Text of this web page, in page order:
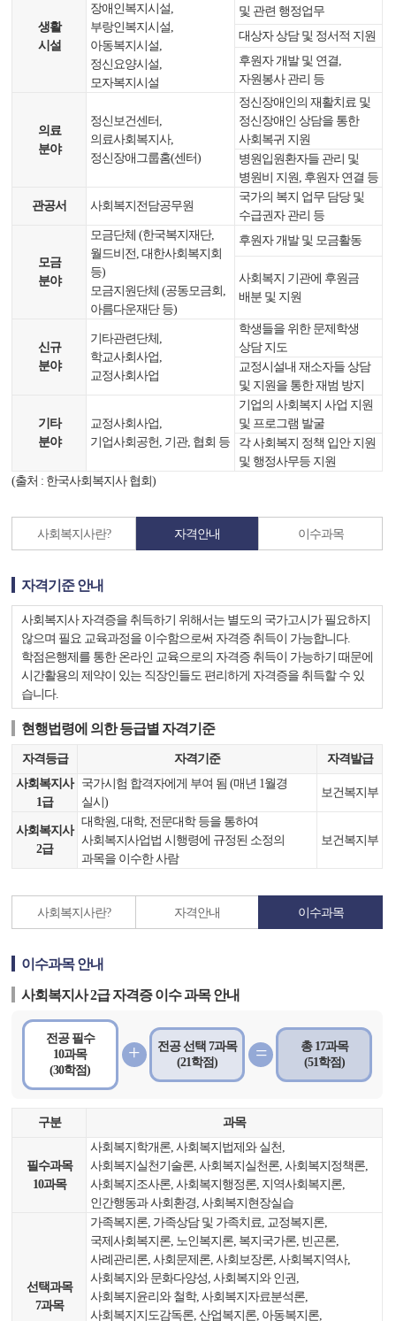
생활
시설
장애인복지시설,
부랑인복지시설,
아동복지시설,
정신요양시설,
모자복지시설
및 관련 행정업무
대상자 상담 및 정서적 지원
후원자 개발 및 연결,
자원봉사 관리 등
의료
분야
정신보건센터,
의료사회복지사,
정신장애그룹홈(센터)
정신장애인의 재활치료 및
정신장애인 상담을 통한
사회복귀 지원
병원입원환자들 관리 및
병원비 지원, 후원자 연결 등
관공서
사회복지전담공무원
국가의 복지 업무 담당 및
수급권자 관리 등
모금
분야
모금단체 (한국복지재단,
월드비전, 대한사회복지회
등)
모금지원단체 (공동모금회,
아름다운재단 등)
후원자 개발 및 모금활동
사회복지 기관에 후원금
배분 및 지원
신규
분야
기타관련단체,
학교사회사업,
교정사회사업
학생들을 위한 문제학생
상담 지도
교정시설내 재소자들 상담
및 지원을 통한 재범 방지
기타
분야
교정사회사업,
기업사회공헌, 기관, 협회 등
기업의 사회복지 사업 지원
및 프로그램 발굴
각 사회복지 정책 입안 지원
및 행정사무등 지원
(출처 : 한국사회복지사 협회)
사회복지사란? 자격안내 이수과목
자격기준 안내
사회복지사 자격증을 취득하기 위해서는 별도의 국가고시가 필요하지
않으며 필요 교육과정을 이수함으로써 자격증 취득이 가능합니다.
학점은행제를 통한 온라인 교육으로의 자격증 취득이 가능하기 때문에
시간활용의 제약이 있는 직장인들도 편리하게 자격증을 취득할 수 있
습니다.
현행법령에 의한 등급별 자격기준
자격등급 자격기준
자격발급
사회복지사
1급
국가시험 합격자에게 부여 됨 (매년 1월경
실시)
보건복지부
사회복지사
2급
대학원, 대학, 전문대학 등을 통하여
사회복지사업법 시행령에 규정된 소정의
과목을 이수한 사람
보건복지부
사회복지사란? 자격안내 이수과목
이수과목 안내
사회복지사 2급 자격증 이수 과목 안내
전공 필수
10과목
(30학점)
+
전공 선택 7과목
(21학점)
=
총 17과목
(51학점)
구분 과목
필수과목
10과목
사회복지학개론, 사회복지법제와 실천,
사회복지실천기술론, 사회복지실천론, 사회복지정책론,
사회복지조사론, 사회복지행정론, 지역사회복지론,
인간행동과 사회환경, 사회복지현장실습
선택과목
7과목
가족복지론, 가족상담 및 가족치료, 교정복지론,
국제사회복지론, 노인복지론, 복지국가론, 빈곤론,
사례관리론, 사회문제론, 사회보장론, 사회복지역사,
사회복지와 문화다양성, 사회복지와 인권,
사회복지윤리와 철학, 사회복지자료분석론,
사회복지지도감독론, 산업복지론, 아동복지론,